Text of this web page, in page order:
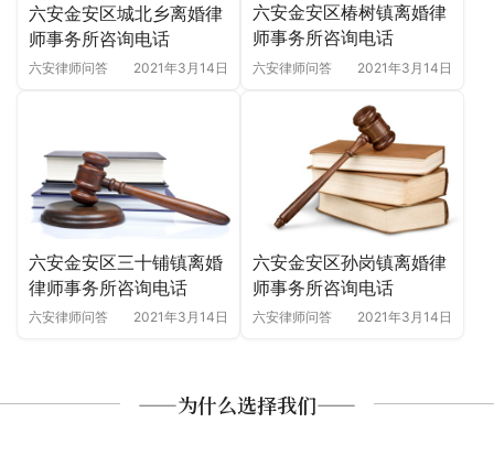
六安金安区城北乡离婚律
师事务所咨询电话
六安律师问答 2021年3月14日
六安金安区椿树镇离婚律
师事务所咨询电话
六安律师问答 2021年3月14日
六安金安区三十铺镇离婚
律师事务所咨询电话
六安律师问答 2021年3月14日
六安金安区孙岗镇离婚律
师事务所咨询电话
六安律师问答 2021年3月14日
——为什么选择我们——